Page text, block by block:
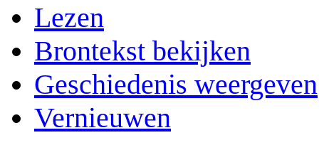
Lezen
Brontekst bekijken
Geschiedenis weergeven
Vernieuwen